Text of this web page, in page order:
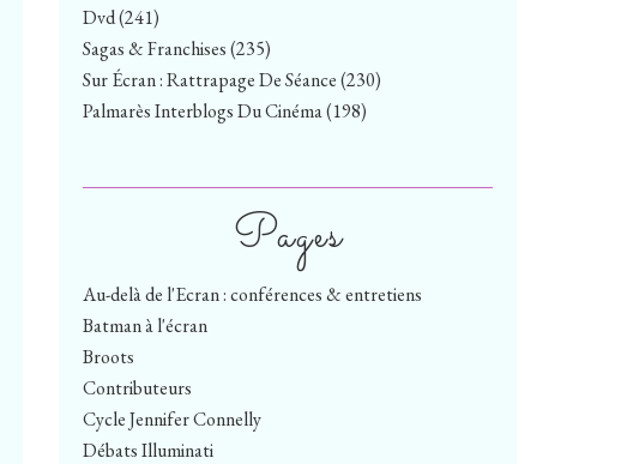
Dvd(241)
Sagas & Franchises(235)
Sur Écran : Rattrapage De Séance(230)
Palmarès Interblogs Du Cinéma(198)
Pages
Au-delà de l'Ecran : conférences & entretiens
Batman à l'écran
Broots
Contributeurs
Cycle Jennifer Connelly
Débats Illuminati